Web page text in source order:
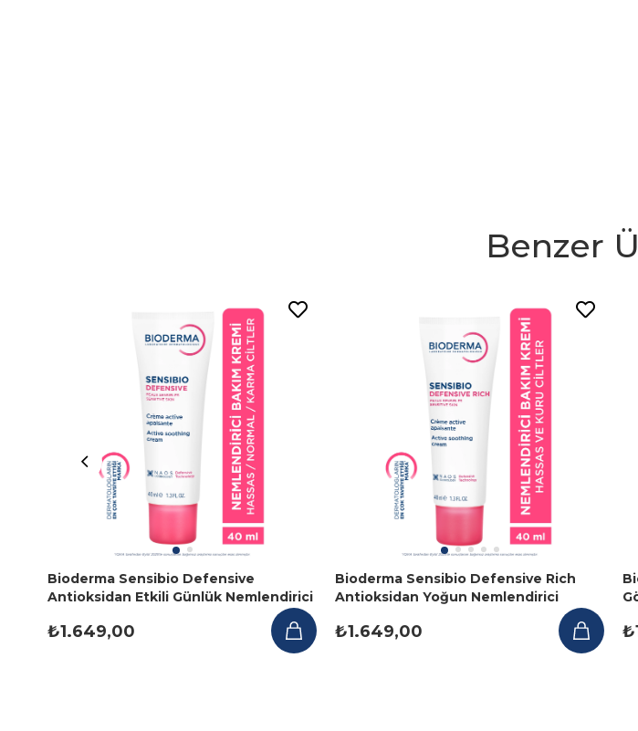
Benzer
Bioderma Sensibio Defensive
Antioksidan Etkili Günlük Nemlendirici
₺1.649,00
Bioderma Sensibio Defensive Rich
Antioksidan Yoğun Nemlendirici
₺1.649,00